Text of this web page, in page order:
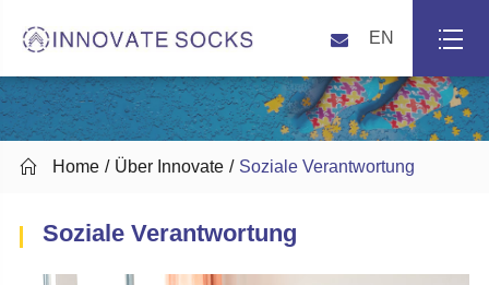
EN
 Home Über Innovate Soziale Verantwortung
Soziale Verantwortung